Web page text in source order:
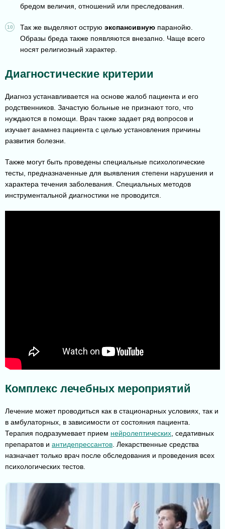
бредом величия, отношений или преследования.
Так же выделяют острую экспансивную паранойю.
Образы бреда также появляются внезапно. Чаще всего
носят религиозный характер.
Диагностические критерии
Диагноз устанавливается на основе жалоб пациента и его
родственников. Зачастую больные не признают того, что
нуждаются в помощи. Врач также задает ряд вопросов и
изучает анамнез пациента с целью установления причины
развития болезни.
Также могут быть проведены специальные психологические
тесты, предназначенные для выявления степени нарушения и
характера течения заболевания. Специальных методов
инструментальной диагностики не проводится.
Комплекс лечебных мероприятий
Лечение может проводиться как в стационарных условиях, так и
в амбулаторных, в зависимости от состояния пациента.
Терапия подразумевает прием нейролептических, седативных
препаратов и антидепрессантов. Лекарственные средства
назначает только врач после обследования и проведения всех
психологических тестов.